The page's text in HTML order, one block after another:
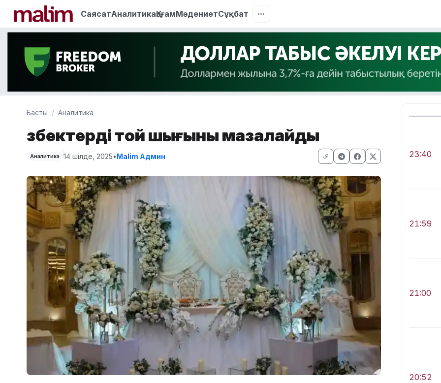
СаясатАналитикаҚоғамМәдениетСұқбат
Басты Аналитика
Өзбектерді той шығыны мазалайды
Аналитика 14 шілде, 2025•Malim Админ 23:40
21:59
21:00
20:52